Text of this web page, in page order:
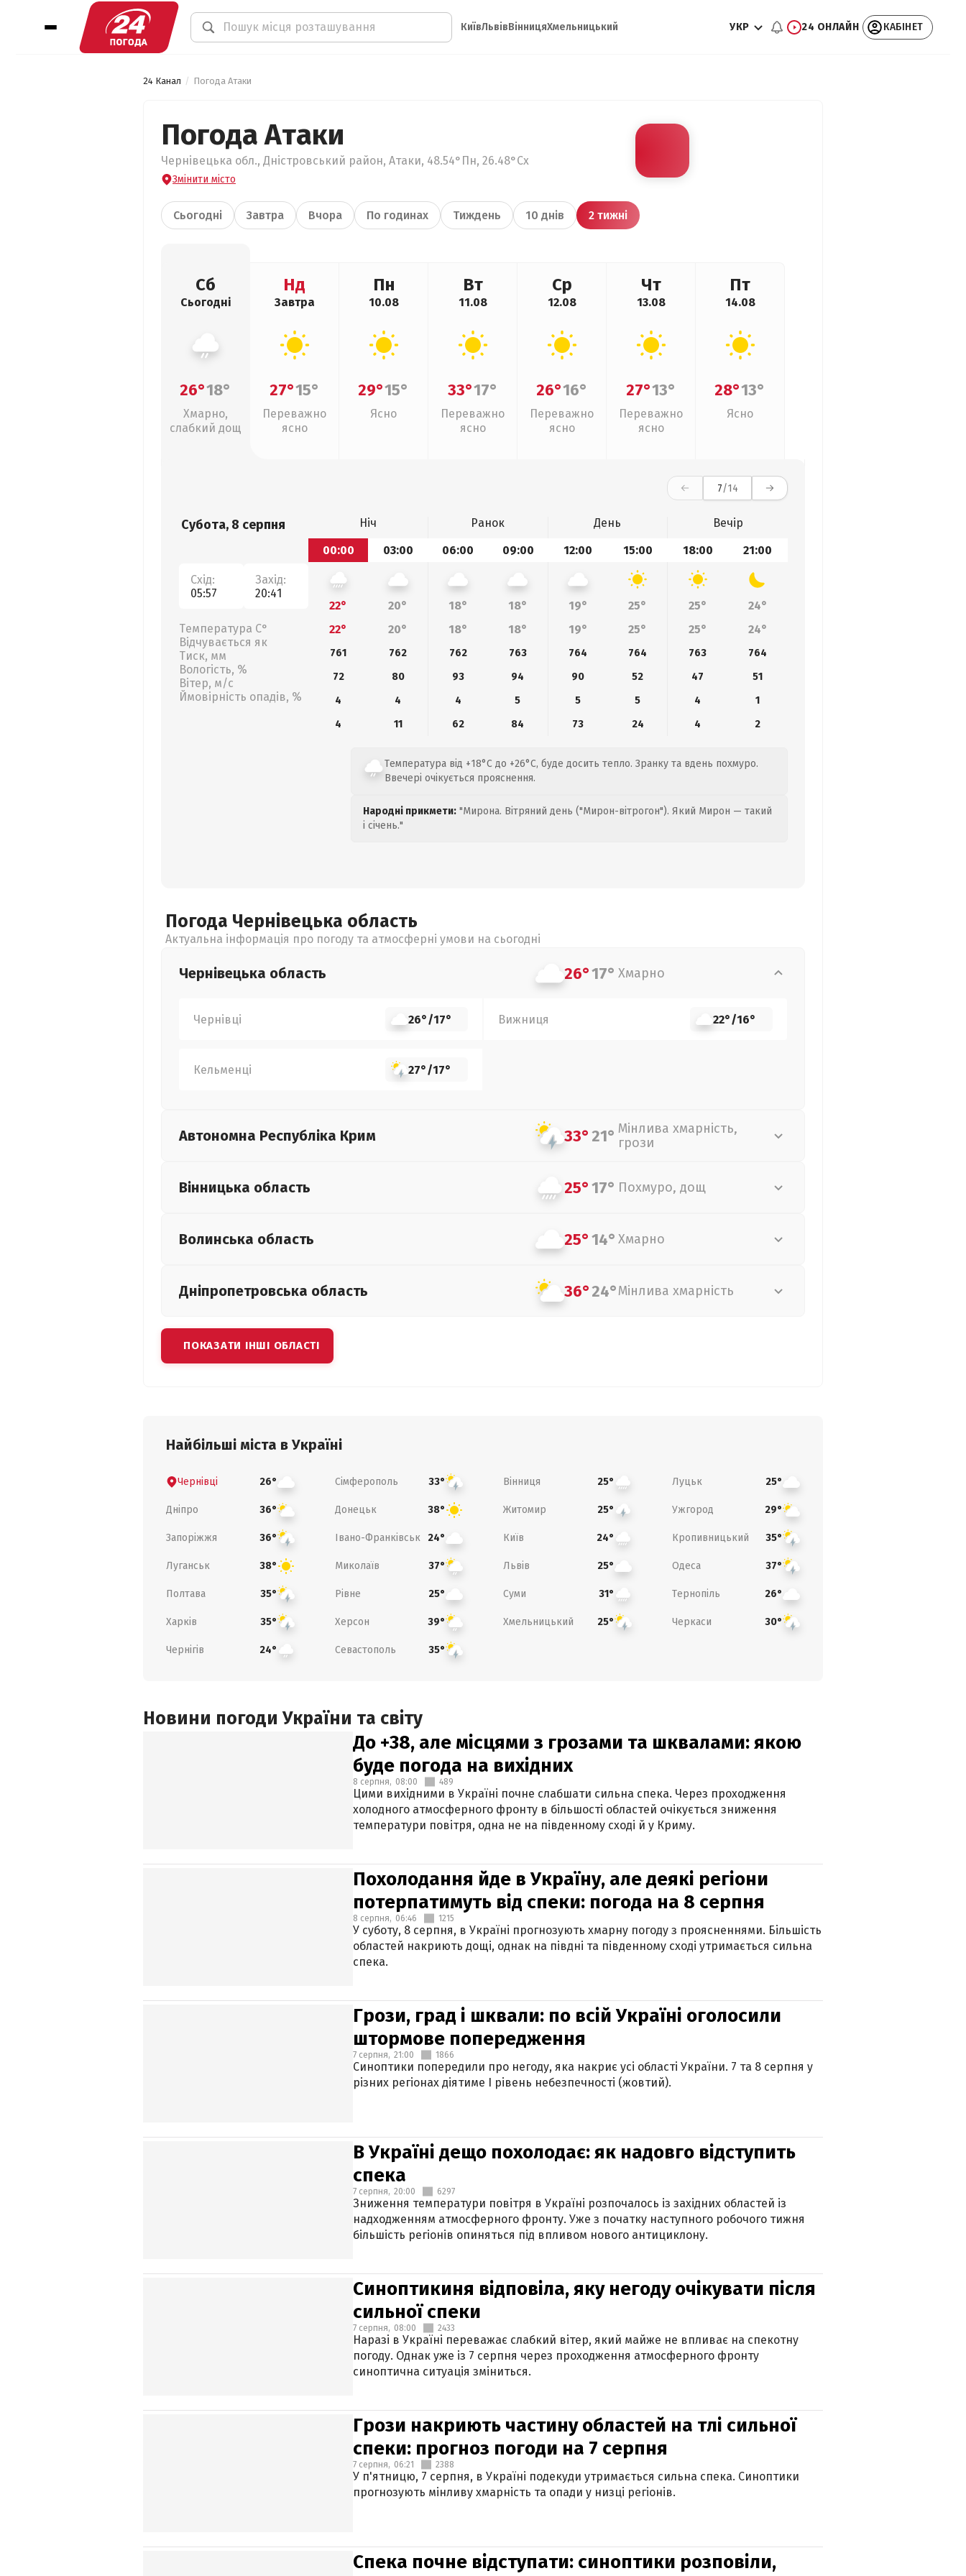
КиївЛьвівВінницяХмельницький УКР 24 ОНЛАЙН КАБІНЕТ
24 Канал Погода Атаки
Погода Атаки
Чернівецька обл., Дністровський район, Атаки, 48.54°Пн, 26.48°Сх
Змінити місто
Сьогодні Завтра Вчора По годинах Тиждень 10 днів 2 тижні
Сб
Сьогодні
26°18°
Хмарно,
слабкий дощ
Нд
Завтра
27°15°
Переважно
ясно
Пн
10.08
29°15°
Ясно
Вт
11.08
33°17°
Переважно
ясно
Ср
12.08
26°16°
Переважно
ясно
Чт
13.08
27°13°
Переважно
ясно
Пт
14.08
28°13°
Ясно
7/14
Субота, 8 серпня
Схід:
05:57
Захід:
20:41
Температура С°
Відчувається як
Тиск, мм
Вологість, %
Вітер, м/с
Ймовірність опадів, %
Ніч Ранок День
Вечір
00:00
03:00 06:00 09:00 12:00 15:00 18:00 21:00
22° 20° 18° 18° 19° 25° 25°
24°
22°
20° 18° 18° 19° 25° 25° 24°
761 762 762 763 764 764 763
764
72
80 93 94 90 52 47
51
4
4 4 5 5 5 4
1
4
11 62 84 73 24 4 2
Температура від +18°C до +26°C, буде досить тепло. Зранку та вдень похмуро.
Ввечері очікується прояснення.
Народні прикмети: "Мирона. Вітряний день ("Мирон-вітрогон"). Який Мирон — такий
і січень."
Погода Чернівецька область
Актуальна інформація про погоду та атмосферні умови на сьогодні
Чернівецька область 26°17° Хмарно
Чернівці 26°/17° Вижниця 22°/16°
Кельменці 27°/17°
Автономна Республіка Крим 33°21° Мінлива хмарність,
грози
Вінницька область 25°17° Похмуро, дощ
Волинська область 25°14° Хмарно
Дніпропетровська область 36°24°Мінлива хмарність
ПОКАЗАТИ ІНШІ ОБЛАСТІ
Найбільші міста в Україні
Чернівці 26° Сімферополь 33° Вінниця 25° Луцьк 25°
Дніпро 36° Донецьк 38° Житомир 25° Ужгород 29°
Запоріжжя 36° Івано-Франківськ 24° Київ 24° Кропивницький 35°
Луганськ 38° Миколаїв 37° Львів 25° Одеса 37°
Полтава 35° Рівне 25° Суми 31° Тернопіль 26°
Харків 35° Херсон 39° Хмельницький 25° Черкаси 30°
Чернігів 24° Севастополь 35°
Новини погоди України та світу
До +38, але місцями з грозами та шквалами: якою
буде погода на вихідних
8 серпня, 08:00 489
Цими вихідними в Україні почне слабшати сильна спека. Через проходження
холодного атмосферного фронту в більшості областей очікується зниження
температури повітря, одна не на південному сході й у Криму.
Похолодання йде в Україну, але деякі регіони
потерпатимуть від спеки: погода на 8 серпня
8 серпня, 06:46 1215
У суботу, 8 серпня, в Україні прогнозують хмарну погоду з проясненнями. Більшість
областей накриють дощі, однак на півдні та південному сході утримається сильна
спека.
Грози, град і шквали: по всій Україні оголосили
штормове попередження
7 серпня, 21:00 1866
Синоптики попередили про негоду, яка накриє усі області України. 7 та 8 серпня у
різних регіонах діятиме І рівень небезпечності (жовтий).
В Україні дещо похолодає: як надовго відступить
спека
7 серпня, 20:00 6297
Зниження температури повітря в Україні розпочалось із західних областей із
надходженням атмосферного фронту. Уже з початку наступного робочого тижня
більшість регіонів опиняться під впливом нового антициклону.
Синоптикиня відповіла, яку негоду очікувати після
сильної спеки
7 серпня, 08:00 2433
Наразі в Україні переважає слабкий вітер, який майже не впливає на спекотну
погоду. Однак уже із 7 серпня через проходження атмосферного фронту
синоптична ситуація зміниться.
Грози накриють частину областей на тлі сильної
спеки: прогноз погоди на 7 серпня
7 серпня, 06:21 2388
У п'ятницю, 7 серпня, в Україні подекуди утримається сильна спека. Синоптики
прогнозують мінливу хмарність та опади у низці регіонів.
Спека почне відступати: синоптики розповіли,